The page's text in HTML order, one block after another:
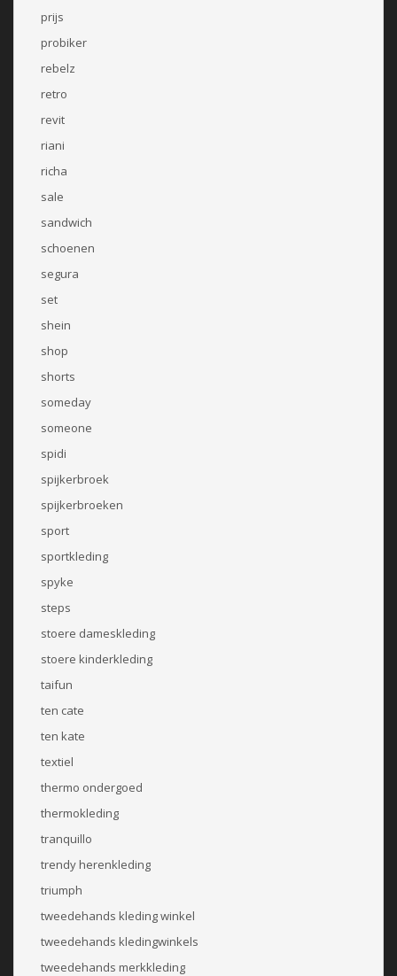
prijs
probiker
rebelz
retro
revit
riani
richa
sale
sandwich
schoenen
segura
set
shein
shop
shorts
someday
someone
spidi
spijkerbroek
spijkerbroeken
sport
sportkleding
spyke
steps
stoere dameskleding
stoere kinderkleding
taifun
ten cate
ten kate
textiel
thermo ondergoed
thermokleding
tranquillo
trendy herenkleding
triumph
tweedehands kleding winkel
tweedehands kledingwinkels
tweedehands merkkleding